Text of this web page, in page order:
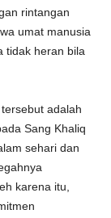
rintangan
umat manusia
tidak heran bila
adalah
Sang Khaliq
sehari dan
karena itu,